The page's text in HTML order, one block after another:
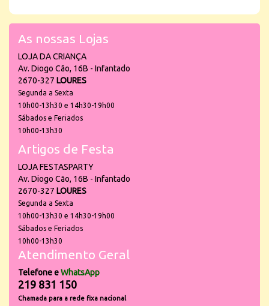
As nossas Lojas
LOJA DA CRIANÇA
Av. Diogo Cão, 16B - Infantado
2670-327 LOURES
Segunda a Sexta
10h00-13h30 e 14h30-19h00
Sábados e Feriados
10h00-13h30
Artigos de Festa
LOJA FESTASPARTY
Av. Diogo Cão, 16B - Infantado
2670-327 LOURES
Segunda a Sexta
10h00-13h30 e 14h30-19h00
Sábados e Feriados
10h00-13h30
Atendimento Geral
Telefone eWhatsApp
219 831 150
Chamada para a rede fixa nacional